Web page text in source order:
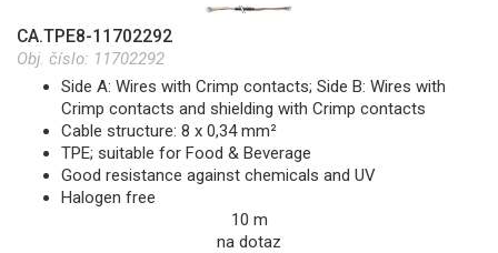
CA.TPE8-11702292
Obj. číslo: 11702292
Side A: Wires with Crimp contacts; Side B: Wires with
Crimp contacts and shielding with Crimp contacts
Cable structure: 8 x 0,34 mm²
TPE; suitable for Food & Beverage
Good resistance against chemicals and UV
Halogen free
10 m
na dotaz